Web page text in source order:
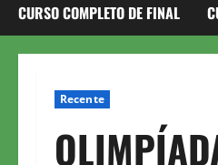
CURSO COMPLETO DE FINAL
Recente